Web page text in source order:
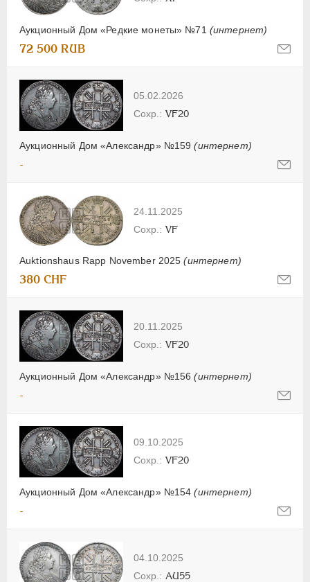
Аукционный Дом «Редкие монеты» №71 (интернет)
72 500 RUB
05.02.2026
Аукционный Дом «Александр» №159(интернет)
VF20
-
24.11.2025
Auktionshaus Rapp November 2025(интернет)
VF
380 CHF
20.11.2025
Аукционный Дом «Александр» №156(интернет)
VF20
-
09.10.2025
Аукционный Дом «Александр» №154(интернет)
VF20
-
04.10.2025
AU55